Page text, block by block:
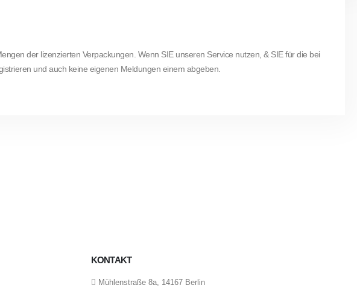
der lizenzierten Verpackungen. Wenn SIE unseren Service nutzen, & SIE für die bei
und auch keine eigenen Meldungen einem abgeben.
KONTAKT
Mühlenstraße 8a, 14167 Berlin